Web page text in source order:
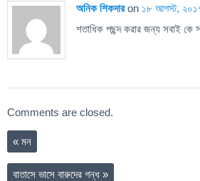
অনিক শিকদারon ১৮ আগস্ট,
শতাধিক পছন্দ করার জন্য সবাই কে
Comments are closed.
« মন
বাতাসে ভাসে বারুদের গন্ধ »